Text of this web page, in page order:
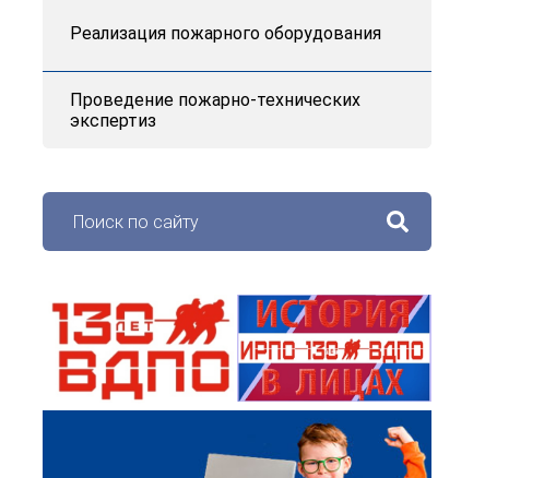
Реализация пожарного оборудования
Проведение пожарно-технических
экспертиз